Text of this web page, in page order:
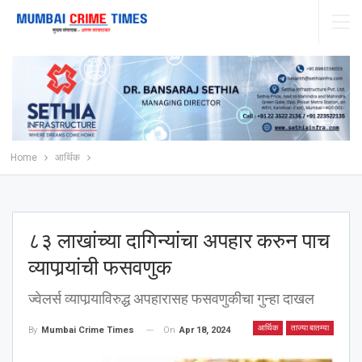
Home आर्थिक
८३ लाखांच्या दागिन्यांचा अपहार करुन पाच
व्यापार्‍यांची फसवणुक
ज्वेलर्स व्यापार्‍याविरुद्ध अपहारासह फसवणुकीचा गुन्हा दाखल
आर्थिक ताज्या बातम्या
By Mumbai Crime Times On Apr 18, 2024